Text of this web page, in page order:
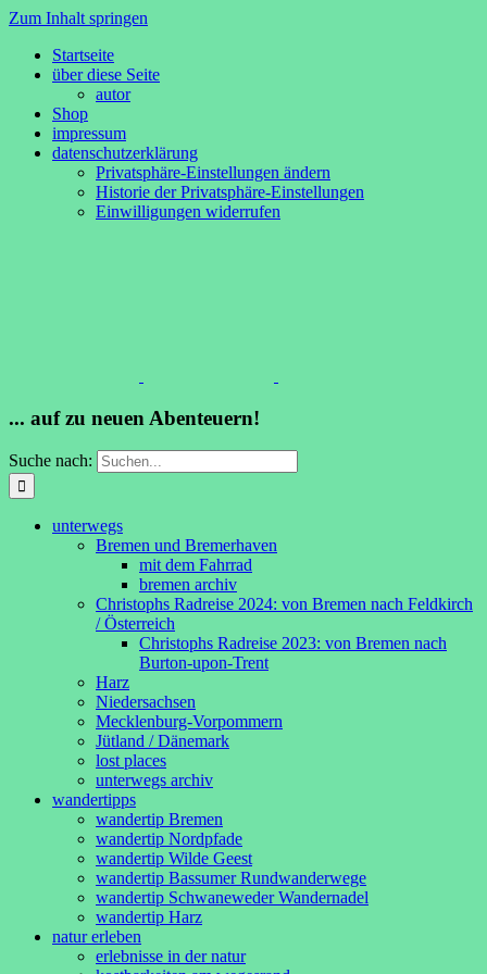
Zum Inhalt springen
Startseite
über diese Seite
autor
Shop
impressum
datenschutzerklärung
Privatsphäre-Einstellungen ändern
Historie der Privatsphäre-Einstellungen
Einwilligungen widerrufen
... auf zu neuen Abenteuern!
Suche nach:
unterwegs
Bremen und Bremerhaven
mit dem Fahrrad
bremen archiv
Christophs Radreise 2024: von Bremen nach Feldkirch
/ Österreich
Christophs Radreise 2023: von Bremen nach
Burton-upon-Trent
Harz
Niedersachsen
Mecklenburg-Vorpommern
Jütland / Dänemark
lost places
unterwegs archiv
wandertipps
wandertip Bremen
wandertip Nordpfade
wandertip Wilde Geest
wandertip Bassumer Rundwanderwege
wandertip Schwaneweder Wandernadel
wandertip Harz
natur erleben
erlebnisse in der natur